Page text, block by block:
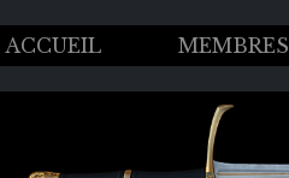
ACCUEIL MEMBRES